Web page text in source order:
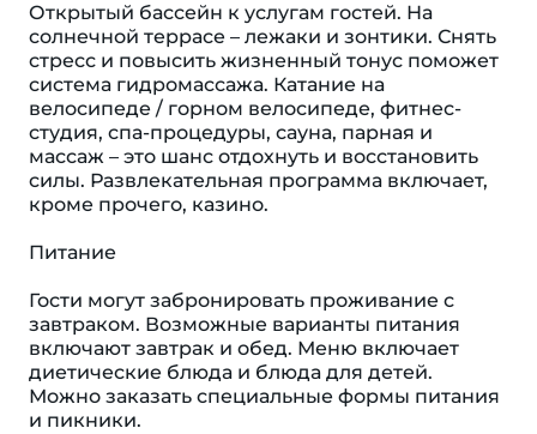
Открытый бассейн к услугам гостей. На
солнечной террасе – лежаки и зонтики. Снять
стресс и повысить жизненный тонус поможет
система гидромассажа. Катание на
велосипеде / горном велосипеде, фитнес-
студия, спа-процедуры, сауна, парная и
массаж – это шанс отдохнуть и восстановить
силы. Развлекательная программа включает,
кроме прочего, казино.
Питание
Гости могут забронировать проживание с
завтраком. Возможные варианты питания
включают завтрак и обед. Меню включает
диетические блюда и блюда для детей.
Можно заказать специальные формы питания
и пикники.